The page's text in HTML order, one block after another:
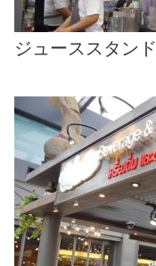
ジューススタンド